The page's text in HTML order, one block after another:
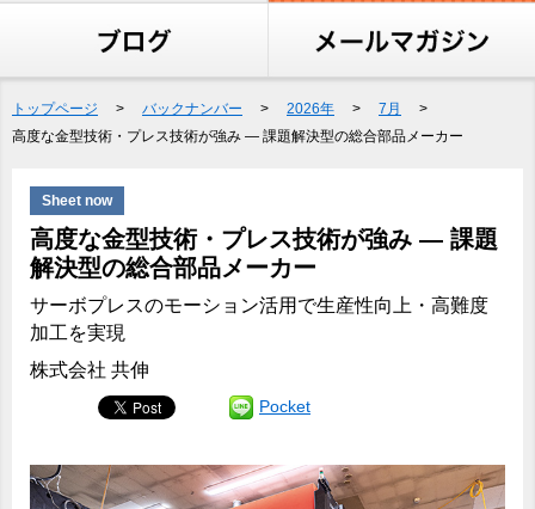
トップページ > バックナンバー > 2026年 > 7月
>
高度な金型技術・プレス技術が強み ― 課題解決型の総合部品メーカー
Sheet now
高度な金型技術・プレス技術が強み ― 課題
解決型の総合部品メーカー
サーボプレスのモーション活用で生産性向上・高難度
加工を実現
株式会社 共伸
Pocket